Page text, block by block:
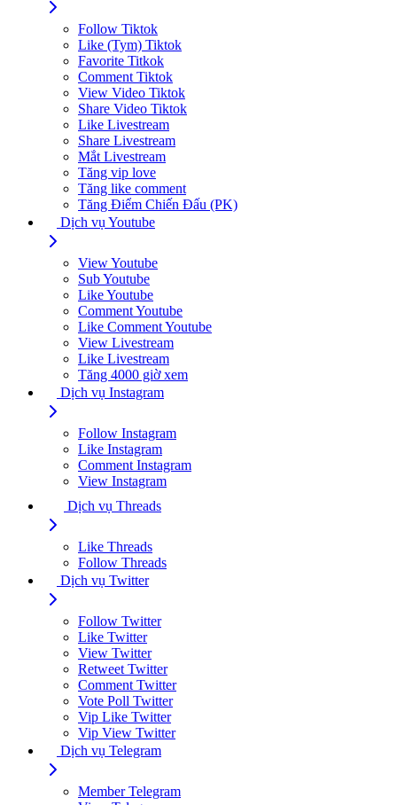
Follow Tiktok
Like (Tym) Tiktok
Favorite Titkok
Comment Tiktok
View Video Tiktok
Share Video Tiktok
Like Livestream
Share Livestream
Mắt Livestream
Tăng vip love
Tăng like comment
Tăng Điểm Chiến Đấu (PK)
Dịch vụ Youtube
View Youtube
Sub Youtube
Like Youtube
Comment Youtube
Like Comment Youtube
View Livestream
Like Livestream
Tăng 4000 giờ xem
Dịch vụ Instagram
Follow Instagram
Like Instagram
Comment Instagram
View Instagram
Dịch vụ Threads
Like Threads
Follow Threads
Dịch vụ Twitter
Follow Twitter
Like Twitter
View Twitter
Retweet Twitter
Comment Twitter
Vote Poll Twitter
Vip Like Twitter
Vip View Twitter
Dịch vụ Telegram
Member Telegram